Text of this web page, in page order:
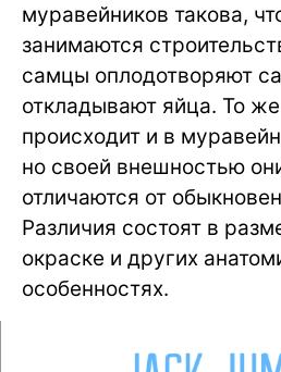
муравейников такова,
занимаются
самцы оплодотворяют
откладывают яйца. То
происходит и в
но своей внешностью
отличаются от
Различия состоят в
окраске и других
особенностях.